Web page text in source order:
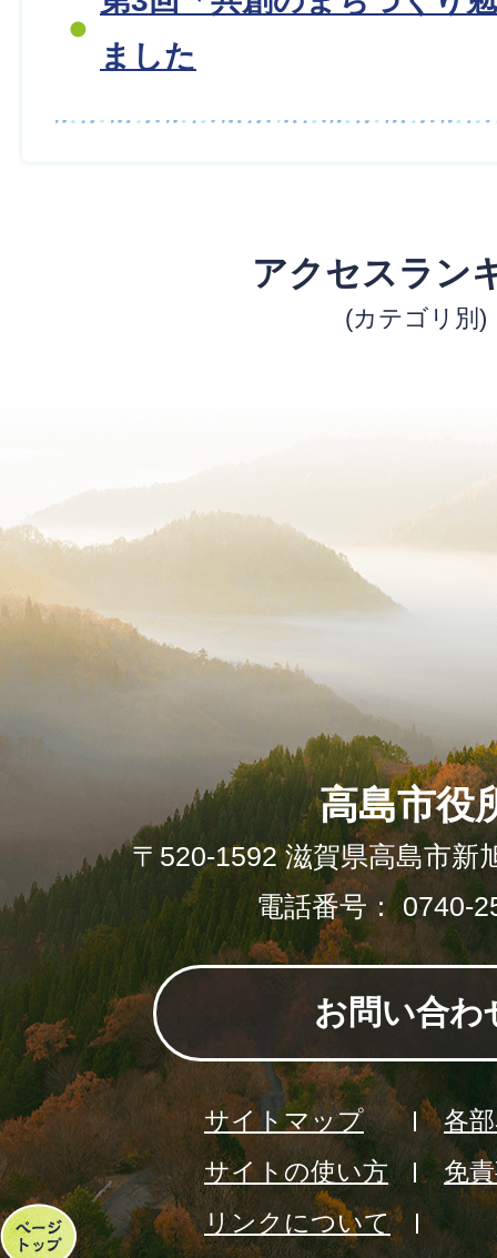
ました
アクセスラン
(カテゴリ別)
ペ
高島市役
〒520-1592 滋賀県高島市新
電話番号： 0740-
お問い合わ
サイトマップ
各
サイトの使い方
免
リンクについて